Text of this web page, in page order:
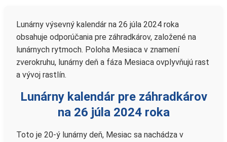
Lunárny výsevný kalendár na 26 júla 2024 roka
obsahuje odporúčania pre záhradkárov, založené na
lunárnych rytmoch. Poloha Mesiaca v znamení
zverokruhu, lunárny deň a fáza Mesiaca ovplyvňujú rast
a vývoj rastlín.
Lunárny kalendár pre záhradkárov
na 26 júla 2024 roka
Toto je 20-ý lunárny deň, Mesiac sa nachádza v